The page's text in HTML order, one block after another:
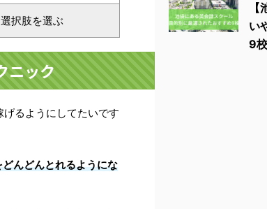
択肢を選ぶ
ニック
るようにしてたいです
んどんとれるようにな
い
9